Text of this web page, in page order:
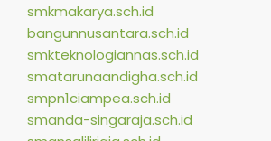
smkmakarya.sch.id
bangunnusantara.sch.id
smkteknologiannas.sch.id
smatarunaandigha.sch.id
smpn1ciampea.sch.id
smanda-singaraja.sch.id